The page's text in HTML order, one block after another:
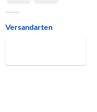
Versandarten